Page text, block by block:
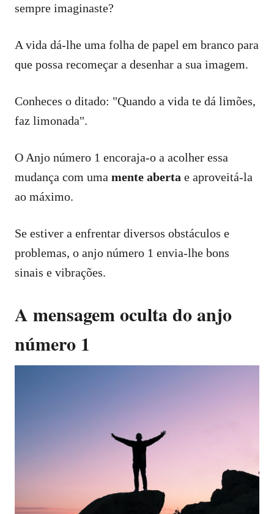
sempre imaginaste?
A vida dá-lhe uma folha de papel em branco para
que possa recomeçar a desenhar a sua imagem.
Conheces o ditado: "Quando a vida te dá limões,
faz limonada".
O Anjo número 1 encoraja-o a acolher essa
mudança com uma mente aberta e aproveitá-la
ao máximo.
Se estiver a enfrentar diversos obstáculos e
problemas, o anjo número 1 envia-lhe bons
sinais e vibrações.
A mensagem oculta do anjo
número 1